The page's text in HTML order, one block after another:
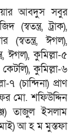
আবদুস সবুর
(স্বতন্ত্র, ট্রাক),
(স্বতন্ত্র, ঈগল),
ঈগল), কুমিল্লা-৫
কুমিল্লা-৬
(চান্দিনা) প্রাণ
মো. শফিউদ্দিন
তাজুল ইসলাম
আ হ ম মুস্তফা